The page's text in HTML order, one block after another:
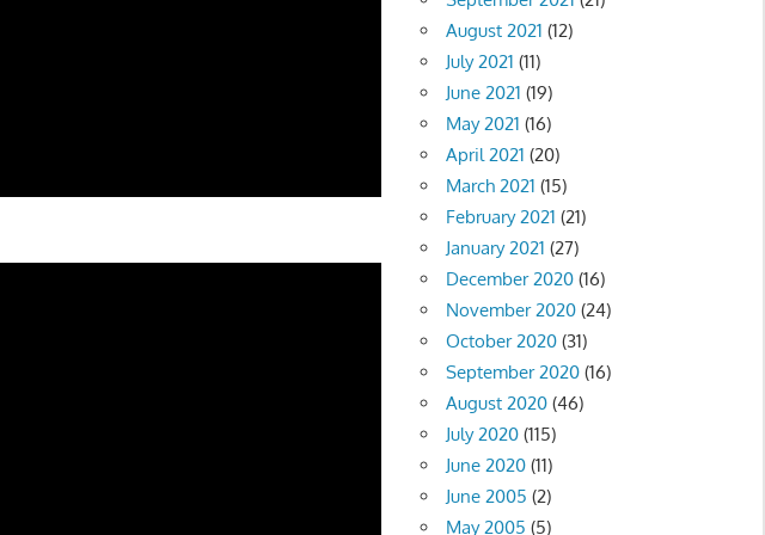
August 2021 (12)
July 2021 (11)
June 2021 (19)
May 2021 (16)
April 2021 (20)
March 2021 (15)
February 2021 (21)
January 2021 (27)
December 2020 (16)
November 2020 (24)
October 2020 (31)
September 2020 (16)
August 2020 (46)
July 2020 (115)
June 2020 (11)
June 2005 (2)
May 2005 (5)